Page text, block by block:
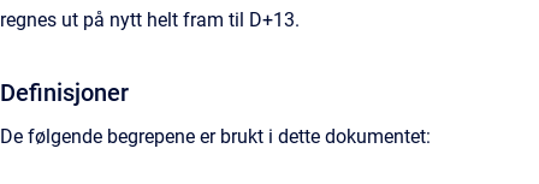
regnes ut på nytt helt fram til D+13.
Definisjoner
De følgende begrepene er brukt i dette dokumentet: